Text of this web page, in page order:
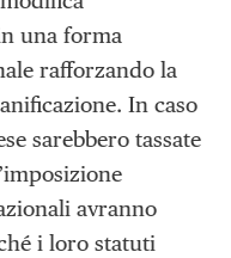
una forma
rafforzando la
In caso
sarebbero tassate
avranno
i loro statuti